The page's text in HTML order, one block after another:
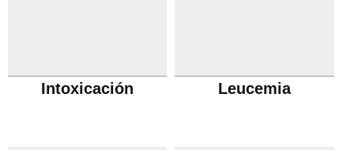
Intoxicación Leucemia